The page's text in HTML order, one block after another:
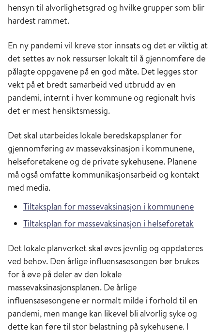
hensyn til alvorlighetsgrad og hvilke grupper som blir
hardest rammet.
En ny pandemi vil kreve stor innsats og det er viktig at
det settes av nok ressurser lokalt til å gjennomføre de
pålagte oppgavene på en god måte. Det legges stor
vekt på et bredt samarbeid ved utbrudd av en
pandemi, internt i hver kommune og regionalt hvis
det er mest hensiktsmessig.
Det skal utarbeides lokale beredskapsplaner for
gjennomføring av massevaksinasjon i kommunene,
helseforetakene og de private sykehusene. Planene
må også omfatte kommunikasjonsarbeid og kontakt
med media.
Tiltaksplan for massevaksinasjon i kommunene
Tiltaksplan for massevaksinasjon i helseforetak
Det lokale planverket skal øves jevnlig og oppdateres
ved behov. Den årlige influensasesongen bør brukes
for å øve på deler av den lokale
massevaksinasjonsplanen. De årlige
influensasesongene er normalt milde i forhold til en
pandemi, men mange kan likevel bli alvorlig syke og
dette kan føre til stor belastning på sykehusene. I